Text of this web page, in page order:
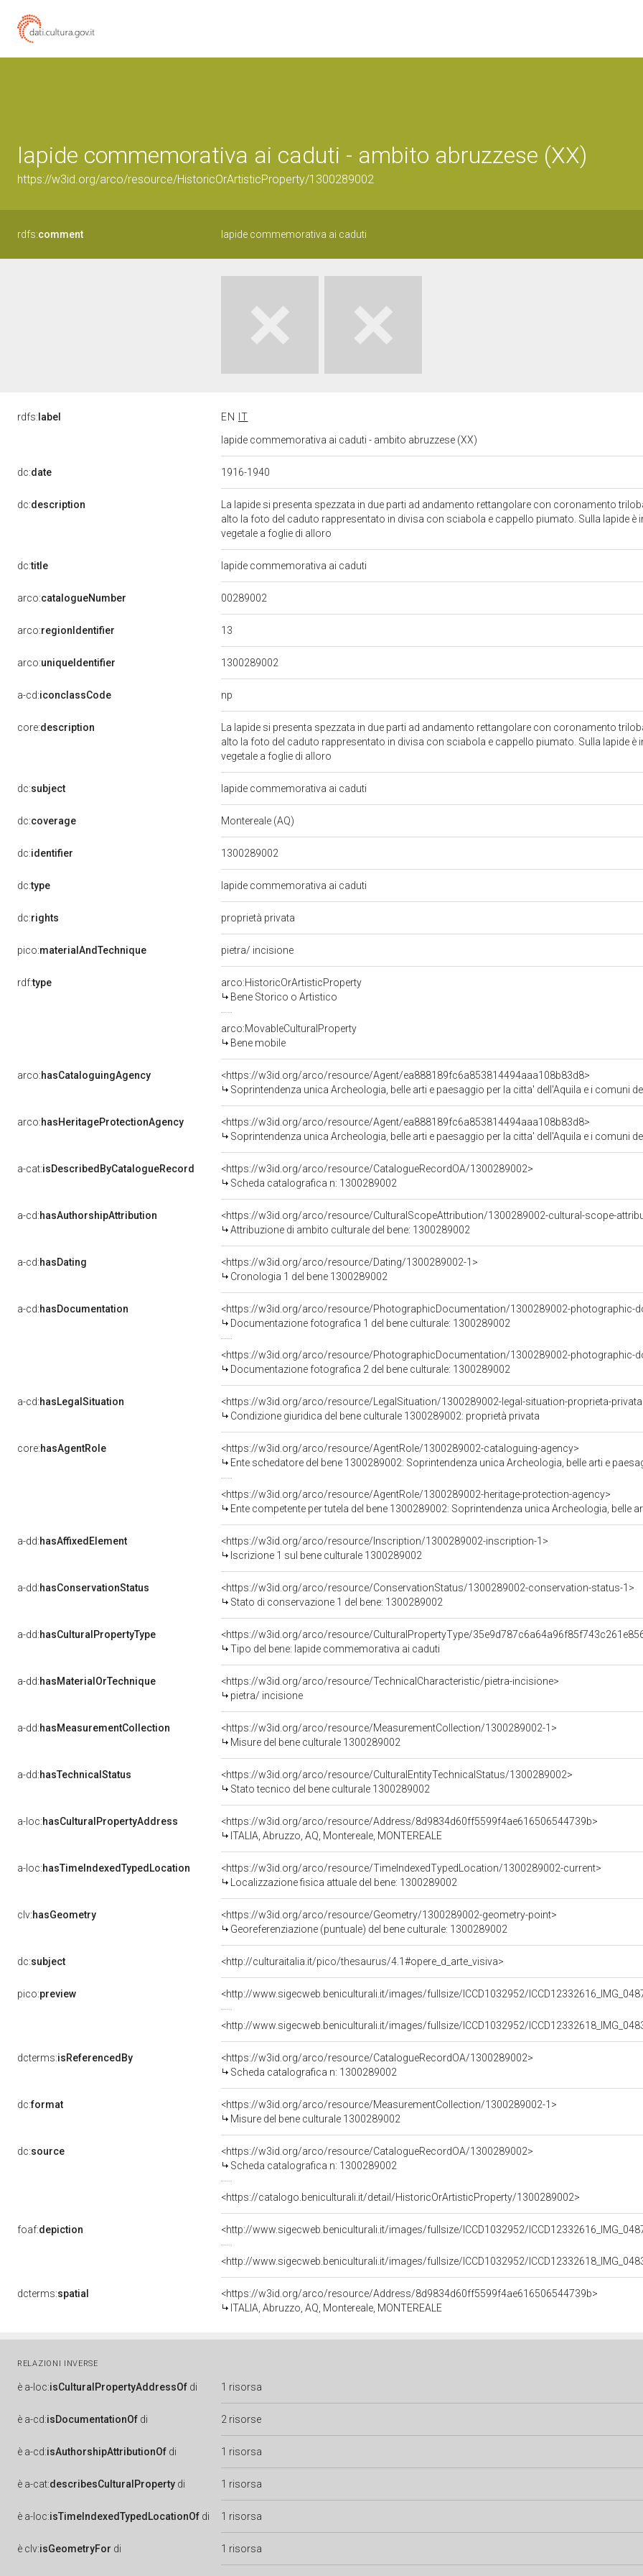
lapide commemorativa ai caduti - ambito abruzzese (XX)
https://w3id.org/arco/resource/HistoricOrArtisticProperty/1300289002
rdfs:comment lapide commemorativa ai caduti
rdfs: label EN
IT
lapide commemorativa ai caduti - ambito abruzzese (XX)
dc:date 1916-1940
dc:description
La lapide si presenta spezzata in due parti ad andamento rettangolare con coronamento
alto la foto del caduto rappresentato in divisa con sciabola e cappello piumato. Sulla lapide è
vegetale a foglie di alloro
dc:title lapide commemorativa ai caduti
arco:catalogueNumber 00289002
arco:regionIdentifier 13
arco:uniqueIdentifier 1300289002
a-cd:iconclassCode np
core:description
La lapide si presenta spezzata in due parti ad andamento rettangolare con coronamento
alto la foto del caduto rappresentato in divisa con sciabola e cappello piumato. Sulla lapide è
vegetale a foglie di alloro
dc:subject lapide commemorativa ai caduti
dc:coverage Montereale (AQ)
dc:identifier 1300289002
dc:type lapide commemorativa ai caduti
dc:rights proprietà privata
pico:materialAndTechnique pietra/ incisione
rdf:type
arco:HistoricOrArtisticProperty
Bene Storico o Artistico
arco:MovableCulturalProperty
Bene mobile
arco:hasCataloguingAgency
<https://w3id.org/arco/resource/Agent/ea888189fc6a853814494aaa108b83d8>
Soprintendenza unica Archeologia, belle arti e paesaggio per la citta' dell'Aquila e i comuni
arco:hasHeritageProtectionAgency
<https://w3id.org/arco/resource/Agent/ea888189fc6a853814494aaa108b83d8>
Soprintendenza unica Archeologia, belle arti e paesaggio per la citta' dell'Aquila e i comuni
a-cat:isDescribedByCatalogueRecord
<https://w3id.org/arco/resource/CatalogueRecordOA/1300289002>
Scheda catalografica n: 1300289002
a-cd:hasAuthorshipAttribution
<https://w3id.org/arco/resource/CulturalScopeAttribution/1300289002-cultural-scope-
Attribuzione di ambito culturale del bene: 1300289002
a-cd:hasDating
<https://w3id.org/arco/resource/Dating/1300289002-1>
Cronologia 1 del bene 1300289002
a-cd:hasDocumentation
<https://w3id.org/arco/resource/PhotographicDocumentation/1300289002-photographic-
Documentazione fotografica 1 del bene culturale: 1300289002
<https://w3id.org/arco/resource/PhotographicDocumentation/1300289002-photographic-
Documentazione fotografica 2 del bene culturale: 1300289002
a-cd:hasLegalSituation
<https://w3id.org/arco/resource/LegalSituation/1300289002-legal-situation-proprieta-
Condizione giuridica del bene culturale 1300289002: proprietà privata
core:hasAgentRole
<https://w3id.org/arco/resource/AgentRole/1300289002-cataloguing-agency>
Ente schedatore del bene 1300289002: Soprintendenza unica Archeologia, belle arti e
<https://w3id.org/arco/resource/AgentRole/1300289002-heritage-protection-agency>
Ente competente per tutela del bene 1300289002: Soprintendenza unica Archeologia, belle
a-dd:hasAffixedElement
<https://w3id.org/arco/resource/Inscription/1300289002-inscription-1>
Iscrizione 1 sul bene culturale 1300289002
a-dd:hasConservationStatus
<https://w3id.org/arco/resource/ConservationStatus/1300289002-conservation-status-1>
Stato di conservazione 1 del bene: 1300289002
a-dd:hasCulturalPropertyType
<https://w3id.org/arco/resource/CulturalPropertyType/
Tipo del bene: lapide commemorativa ai caduti
a-dd:hasMaterialOrTechnique
<https://w3id.org/arco/resource/TechnicalCharacteristic/pietra-incisione>
pietra/ incisione
a-dd:hasMeasurementCollection
<https://w3id.org/arco/resource/MeasurementCollection/1300289002-1>
Misure del bene culturale 1300289002
a-dd:hasTechnicalStatus
<https://w3id.org/arco/resource/CulturalEntityTechnicalStatus/1300289002>
Stato tecnico del bene culturale 1300289002
a-loc:hasCulturalPropertyAddress
<https://w3id.org/arco/resource/Address/8d9834d60ff5599f4ae616506544739b>
ITALIA, Abruzzo, AQ, Montereale, MONTEREALE
a-loc:hasTimeIndexedTypedLocation
<https://w3id.org/arco/resource/TimeIndexedTypedLocation/1300289002-current>
Localizzazione fisica attuale del bene: 1300289002
clv:hasGeometry
<https://w3id.org/arco/resource/Geometry/1300289002-geometry-point>
Georeferenziazione (puntuale) del bene culturale: 1300289002
dc:subject <http://culturaitalia.it/pico/thesaurus/4.1#opere_d_arte_visiva>
pico:preview <http://www.sigecweb.beniculturali.it/images/fullsize/ICCD1032952/
<http://www.sigecweb.beniculturali.it/images/fullsize/ICCD1032952/
dcterms:isReferencedBy
<https://w3id.org/arco/resource/CatalogueRecordOA/1300289002>
Scheda catalografica n: 1300289002
dc:format
<https://w3id.org/arco/resource/MeasurementCollection/1300289002-1>
Misure del bene culturale 1300289002
dc:source
<https://w3id.org/arco/resource/CatalogueRecordOA/1300289002>
Scheda catalografica n: 1300289002
<https://catalogo.beniculturali.it/detail/HistoricOrArtisticProperty/1300289002>
foaf:depiction <http://www.sigecweb.beniculturali.it/images/fullsize/ICCD1032952/
<http://www.sigecweb.beniculturali.it/images/fullsize/ICCD1032952/
dcterms:spatial
<https://w3id.org/arco/resource/Address/8d9834d60ff5599f4ae616506544739b>
ITALIA, Abruzzo, AQ, Montereale, MONTEREALE
RELAZIONI INVERSE
è a-loc:isCulturalPropertyAddressOf di 1 risorsa
è a-cd:isDocumentationOf di 2 risorse
è a-cd:isAuthorshipAttributionOf di 1 risorsa
è a-cat:describesCulturalProperty di 1 risorsa
è a-loc:isTimeIndexedTypedLocationOf di 1 risorsa
è clv:isGeometryFor di 1 risorsa